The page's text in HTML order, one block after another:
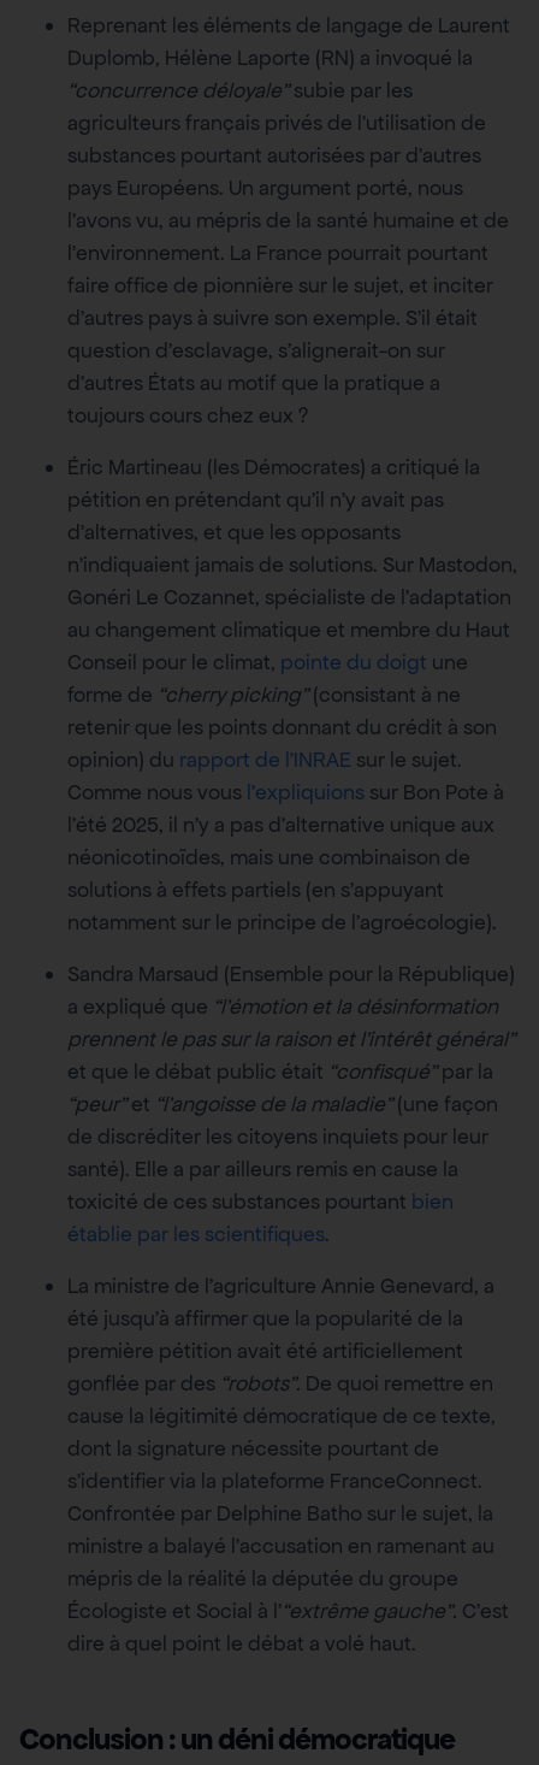
Reprenant les éléments de langage de Laurent
Duplomb, Hélène Laporte (RN) a invoqué la
“concurrence déloyale”subie par les
agriculteurs français privés de l’utilisation de
substances pourtant autorisées par d’autres
pays Européens. Un argument porté, nous
l’avons vu, au mépris de la santé humaine et de
l’environnement. La France pourrait pourtant
faire office de pionnière sur le sujet, et inciter
d’autres pays à suivre son exemple. S’il était
question d’esclavage, s’alignerait-on sur
d’autres États au motif que la pratique a
toujours cours chez eux ?
Éric Martineau (les Démocrates) a critiqué la
pétition en prétendant qu’il n’y avait pas
d’alternatives, et que les opposants
n’indiquaient jamais de solutions. Sur Mastodon,
Gonéri Le Cozannet, spécialiste de l’adaptation
au changement climatique et membre du Haut
Conseil pour le climat, pointe du doigt une
forme de “cherry picking”(consistant à ne
retenir que les points donnant du crédit à son
opinion) du rapport de l’INRAE sur le sujet.
Comme nous vous l’expliquions sur Bon Pote à
l’été 2025, il n’y a pas d’alternative unique aux
néonicotinoïdes, mais une combinaison de
solutions à effets partiels (en s’appuyant
notamment sur le principe de l’agroécologie).
Sandra Marsaud (Ensemble pour la République)
a expliqué que “l’émotion et la désinformation
prennent le pas sur la raison et l’intérêt général”
et que le débat public était “confisqué”par la
“peur”et “l’angoisse de la maladie”(une façon
de discréditer les citoyens inquiets pour leur
santé). Elle a par ailleurs remis en cause la
toxicité de ces substances pourtant bien
établie par les scientifiques.
La ministre de l’agriculture Annie Genevard, a
été jusqu’à affirmer que la popularité de la
première pétition avait été artificiellement
gonflée par des “robots”. De quoi remettre en
cause la légitimité démocratique de ce texte,
dont la signature nécessite pourtant de
s’identifier via la plateforme FranceConnect.
Confrontée par Delphine Batho sur le sujet, la
ministre a balayé l’accusation en ramenant au
mépris de la réalité la députée du groupe
Écologiste et Social à l’“extrême gauche”. C’est
dire à quel point le débat a volé haut.
Conclusion : un déni démocratique